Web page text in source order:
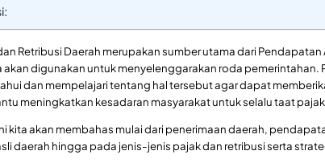
Retribusi Daerah merupakan sumber utama dari Pendapatan
digunakan untuk menyelenggarakan roda pemerintahan.
dan mempelajari tentang hal tersebut agar dapat
meningkatkan kesadaran masyarakat untuk selalu taat
kita akan membahas mulai dari penerimaan daerah,
daerah hingga pada jenis-jenis pajak dan retribusi serta